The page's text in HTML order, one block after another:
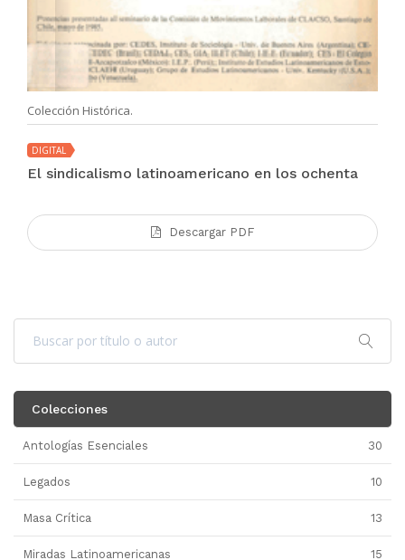
Colección Histórica.
DIGITAL
El sindicalismo latinoamericano en los ochenta
Descargar PDF
Colecciones
Antologías Esenciales 30
Legados 10
Masa Crítica 13
Miradas Latinoamericanas 15